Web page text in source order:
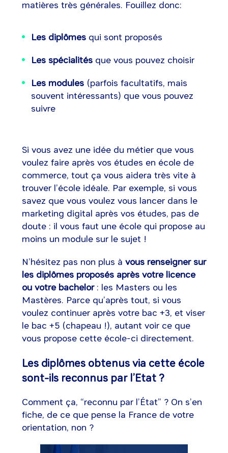
matières très générales. Fouillez donc:
Les diplômesqui sont proposés
Les spécialitésque vous pouvez choisir
Les modules(parfois facultatifs, mais
souvent intéressants) que vous pouvez
suivre
Si vous avez une idée du métier que vous
voulez faire après vos études en école de
commerce, tout ça vous aidera très vite à
trouver l’école idéale. Par exemple, si vous
savez que vous voulez vous lancer dans le
marketing digital après vos études, pas de
doute : il vous faut une école qui propose au
moins un module sur le sujet !
N’hésitez pas non plus à vous renseigner sur
les diplômes proposés après votre licence
ou votre bachelor : les Masters ou les
Mastères. Parce qu’après tout, si vous
voulez continuer après votre bac +3, et viser
le bac +5 (chapeau !), autant voir ce que
vous propose cette école-ci directement.
Les diplômes obtenus via cette école
sont-ils reconnus par l’Etat ?
Comment ça, “reconnu par l’État” ? On s’en
fiche, de ce que pense la France de votre
orientation, non ?